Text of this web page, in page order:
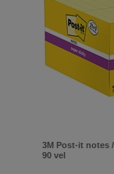
3M Post-it notes
90 vel